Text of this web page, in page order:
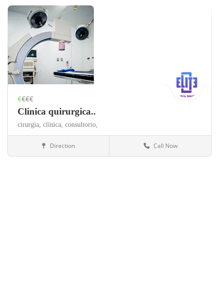
€€€€
Clinica quirurgica..
cirurgia, clínica, consultorio,
Salud y belleza
Direction Call Now